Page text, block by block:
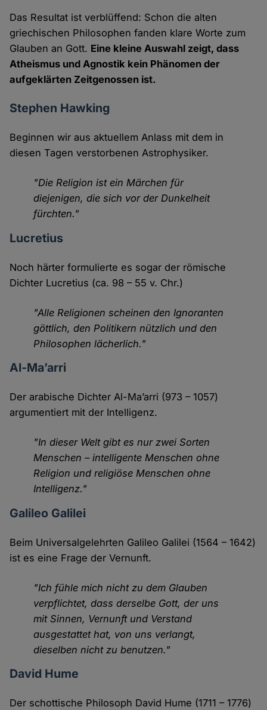
Das Resultat ist verblüffend: Schon die alten
griechischen Philosophen fanden klare Worte zum
Glauben an Gott. Eine kleine Auswahl zeigt, dass
Atheismus und Agnostik kein Phänomen der
aufgeklärten Zeitgenossen ist.
Stephen Hawking
Beginnen wir aus aktuellem Anlass mit dem in
diesen Tagen verstorbenen Astrophysiker.
"Die Religion ist ein Märchen für
diejenigen, die sich vor der Dunkelheit
fürchten."
Lucretius
Noch härter formulierte es sogar der römische
Dichter Lucretius (ca. 98 – 55 v. Chr.)
"Alle Religionen scheinen den Ignoranten
göttlich, den Politikern nützlich und den
Philosophen lächerlich."
Al-Ma’arri
Der arabische Dichter Al-Ma’arri (973 – 1057)
argumentiert mit der Intelligenz.
"In dieser Welt gibt es nur zwei Sorten
Menschen – intelligente Menschen ohne
Religion und religiöse Menschen ohne
Intelligenz."
Galileo Galilei
Beim Universalgelehrten Galileo Galilei (1564 – 1642)
ist es eine Frage der Vernunft.
"Ich fühle mich nicht zu dem Glauben
verpflichtet, dass derselbe Gott, der uns
mit Sinnen, Vernunft und Verstand
ausgestattet hat, von uns verlangt,
dieselben nicht zu benutzen."
David Hume
Der schottische Philosoph David Hume (1711 – 1776)